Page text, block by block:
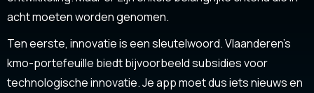
acht moeten worden genomen.
Ten eerste, innovatie is een sleutelwoord. Vlaanderen’s
kmo-portefeuille biedt bijvoorbeeld subsidies voor
technologische innovatie. Je app moet dus iets nieuws en